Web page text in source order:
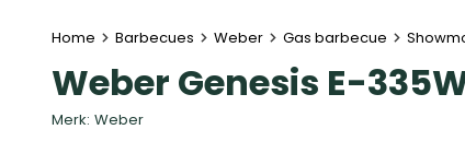
Home Barbecues Weber Gas barbecue
Weber Genesis E-
Merk: Weber